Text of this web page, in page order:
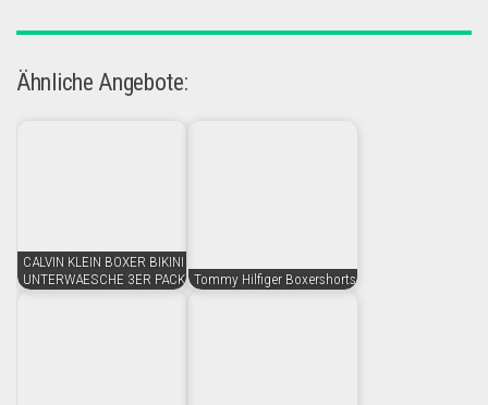
Ähnliche Angebote:
CALVIN KLEIN BOXER BIKINI
UNTERWAESCHE 3ER PACK Tommy Hilfiger Boxershorts